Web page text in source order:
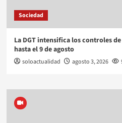
Sociedad
La DGT intensifica los controles
hasta el 9 de agosto
soloactualidad agosto 3, 2026